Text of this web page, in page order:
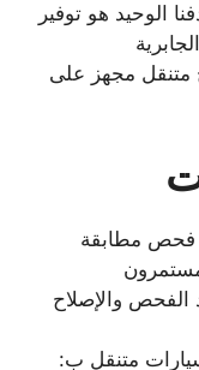
الوحيد هو توفير
متنقل مجهز على
فحص مطابقة
والإصلاح
متنقل ب: